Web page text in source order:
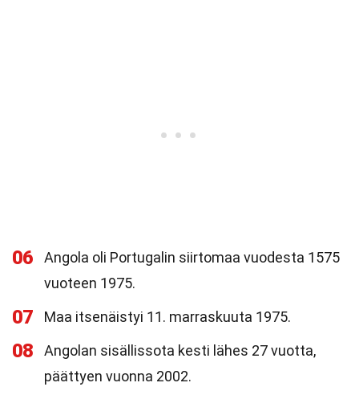
06
Angola oli Portugalin siirtomaa vuodesta 1575
vuoteen 1975.
07 Maa itsenäistyi 11. marraskuuta 1975.
08
Angolan sisällissota kesti lähes 27 vuotta,
päättyen vuonna 2002.